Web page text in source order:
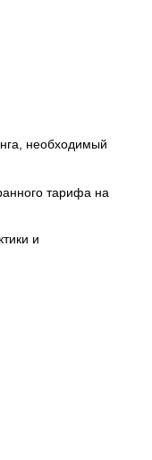
необходимый
тарифа на
и